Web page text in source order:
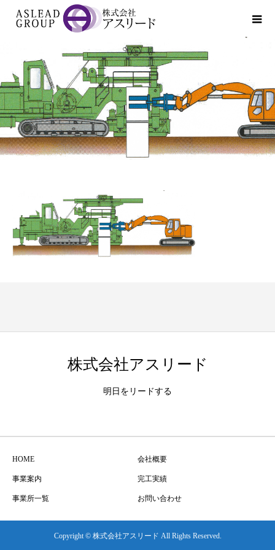
株式会社アスリード
明日をリードする
HOME 会社概要
事業案内 完工実績
事業所一覧 お問い合わせ
Copyright © 株式会社アスリード All Rights Reserved.
TEL